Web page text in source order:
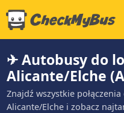
✈ Autobusy do
Alicante/Elche
Znajdź wszystkie
Alicante/Elche i zobacz